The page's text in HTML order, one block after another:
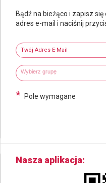
Bądź na bieżąco i zapisz
adres e-mail i naciśnij
Twój adres e-mail
Wybierz grupy tematyczne
Wpisz wyszukiwaną fraze
* Pole wymagane
Nasza aplikacja